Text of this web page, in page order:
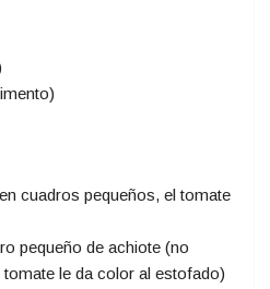
cuadros pequeños, el tomate
pequeño de achiote (no
le da color al estofado)